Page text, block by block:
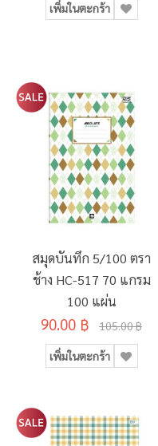
เพิ่มในตะกร้า
สมุดบันทึก 5/100 ตรา
ช้าง HC-517 70 แกรม
100 แผ่น
90.00 ฿ 105.00 ฿
เพิ่มในตะกร้า